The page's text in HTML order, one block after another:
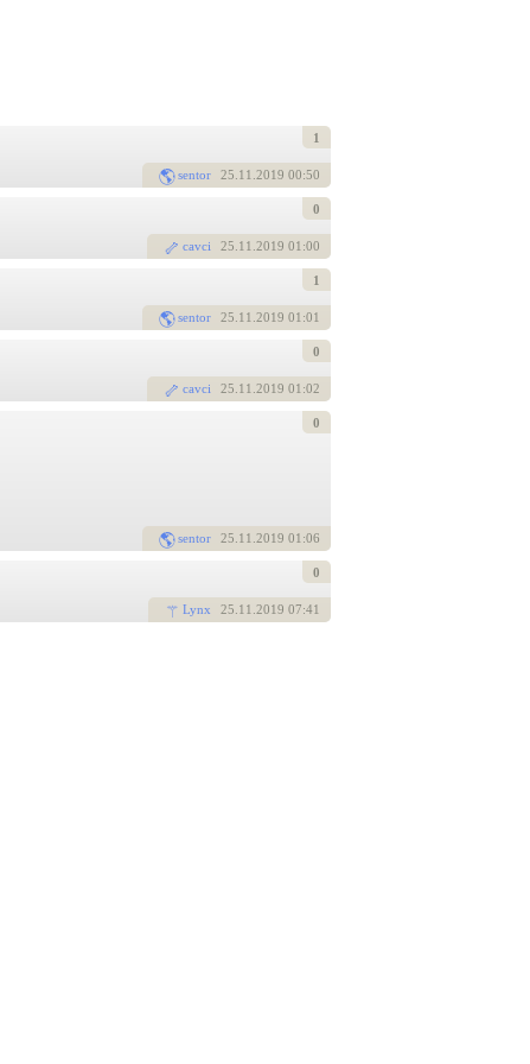
sentor 25 .11.2019 00:50
1
cavci 25 .11.2019 01:00
0
sentor 25 .11.2019 01:01
1
cavci 25 .11.2019 01:02
0
sentor 25 .11.2019 01:06
0
Lynx 25 .11.2019 07:41
0